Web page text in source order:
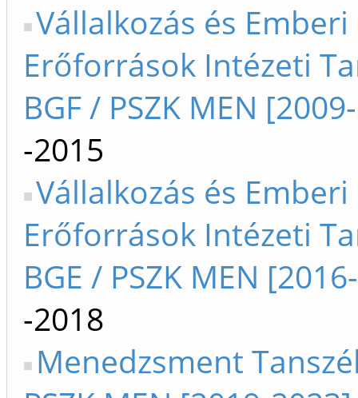
Vállalkozás és Emberi
Erőforrások Intézeti
BGF / PSZK MEN
-2015
Vállalkozás és Emberi
Erőforrások Intézeti
BGE / PSZK MEN
-2018
Menedzsment